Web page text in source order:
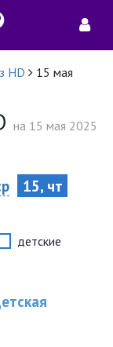
HD
15 мая
на 15 мая 2025
15, чт
детские